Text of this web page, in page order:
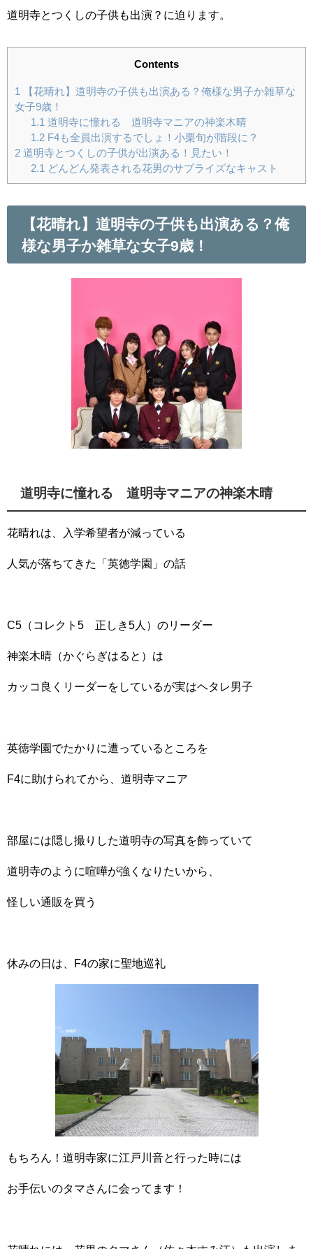
道明寺とつくしの子供も出演？に迫ります。
Contents
1
【花晴れ】道明寺の子供も出演ある？俺様な男子か雑草な
女子9歳！
1.1 道明寺に憧れる 道明寺マニアの神楽木晴
1.2F4も全員出演するでしょ！小栗旬が階段に？
2 道明寺とつくしの子供が出演ある！見たい！
2.1
どんどん発表される花男のサプライズなキャスト
【花晴れ】道明寺の子供も出演ある？俺
様な男子か雑草な女子9歳！
道明寺に憧れる 道明寺マニアの神楽木晴
花晴れは、入学希望者が減っている
人気が落ちてきた「英徳学園」の話
C5（コレクト5 正しき5人）のリーダー
神楽木晴（かぐらぎはると）は
カッコ良くリーダーをしているが実はヘタレ男子
英徳学園でたかりに遭っているところを
F4に助けられてから、道明寺マニア
部屋には隠し撮りした道明寺の写真を飾っていて
道明寺のように喧嘩が強くなりたいから、
怪しい通販を買う
休みの日は、F4の家に聖地巡礼
もちろん！道明寺家に江戸川音と行った時には
お手伝いのタマさんに会ってます！